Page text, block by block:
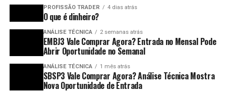
PROFISSÃO TRADER 4 dias atrás
O que é dinheiro?
ANÁLISE TÉCNICA 2 semanas atrás
EMBJ3 Vale Comprar Agora? Entrada no Mensal Pode
Abrir Oportunidade no Semanal
ANÁLISE TÉCNICA 1 mês atrás
SBSP3 Vale Comprar Agora? Análise Técnica Mostra
Nova Oportunidade de Entrada